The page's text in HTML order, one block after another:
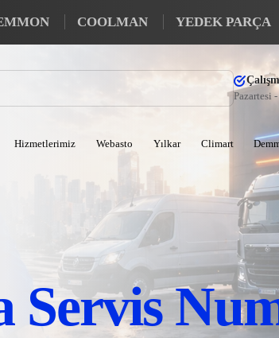
COOLMAN YEDEK PARÇA
Pazartesi
Hizmetlerimiz Webasto Yılkar Climart